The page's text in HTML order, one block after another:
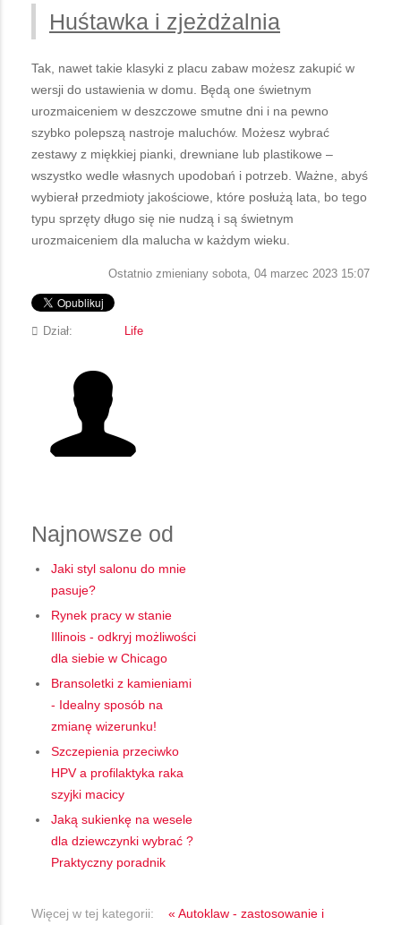
Huśtawka i zjeżdżalnia
Tak, nawet takie klasyki z placu zabaw możesz zakupić w
wersji do ustawienia w domu. Będą one świetnym
urozmaiceniem w deszczowe smutne dni i na pewno
szybko polepszą nastroje maluchów. Możesz wybrać
zestawy z miękkiej pianki, drewniane lub plastikowe –
wszystko wedle własnych upodobań i potrzeb. Ważne, abyś
wybierał przedmioty jakościowe, które posłużą lata, bo tego
typu sprzęty długo się nie nudzą i są świetnym
urozmaiceniem dla malucha w każdym wieku.
Ostatnio zmieniany sobota, 04 marzec 2023 15:07
Dział: Life
Najnowsze od
Jaki styl salonu do mnie
pasuje?
Rynek pracy w stanie
Illinois - odkryj możliwości
dla siebie w Chicago
Bransoletki z kamieniami
- Idealny sposób na
zmianę wizerunku!
Szczepienia przeciwko
HPV a profilaktyka raka
szyjki macicy
Jaką sukienkę na wesele
dla dziewczynki wybrać ?
Praktyczny poradnik
Więcej w tej kategorii:
« Autoklaw - zastosowanie i